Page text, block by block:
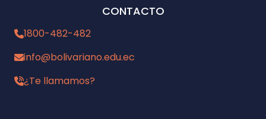
CONTACTO
1800-482-482
info@bolivariano.edu.ec
¿Te llamamos?